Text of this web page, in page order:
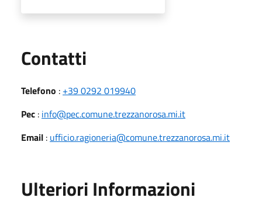
Contatti
Telefono : +39 0292 019940
Pec : info@pec.comune.trezzanorosa.mi.it
Email : ufficio.ragioneria@comune.trezzanorosa.mi.it
Ulteriori Informazioni